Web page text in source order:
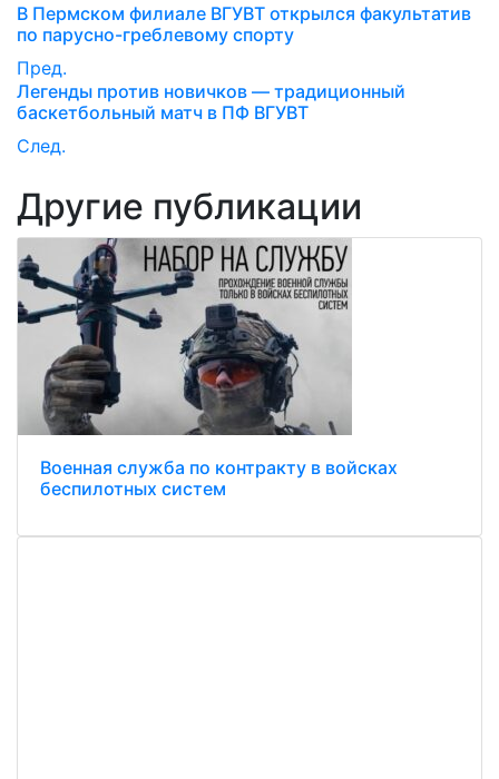
В Пермском филиале ВГУВТ открылся факультатив
по парусно-греблевому спорту
Пред.
Легенды против новичков — традиционный
баскетбольный матч в ПФ ВГУВТ
След.
Другие публикации
Военная служба по контракту в войсках
беспилотных систем